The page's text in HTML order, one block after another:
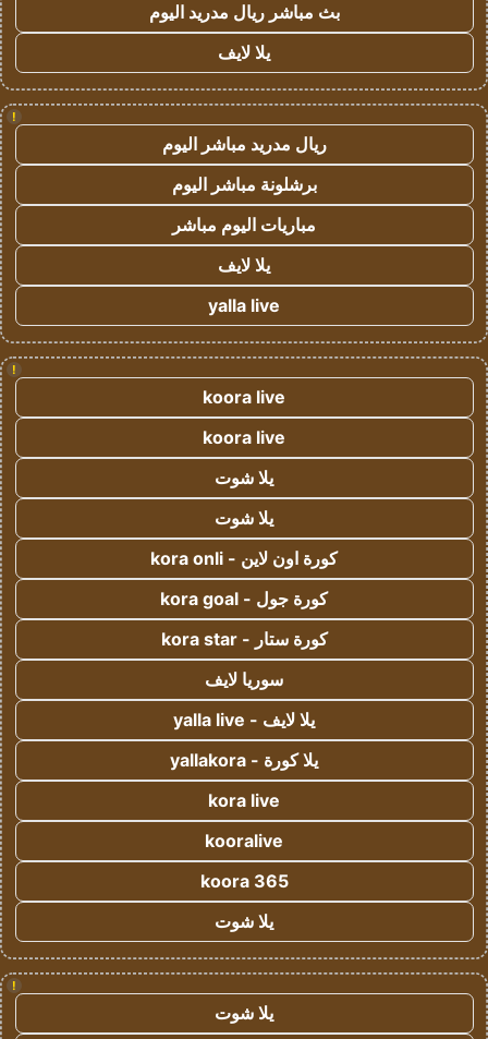
بث مباشر ريال مدريد اليوم
يلا لايف
!
ريال مدريد مباشر اليوم
برشلونة مباشر اليوم
مباريات اليوم مباشر
يلا لايف
yalla live
!
koora live
koora live
يلا شوت
يلا شوت
كورة اون لاين - kora onli
كورة جول - kora goal
كورة ستار - kora star
سوريا لايف
يلا لايف - yalla live
يلا كورة - yallakora
kora live
kooralive
koora 365
يلا شوت
!
يلا شوت